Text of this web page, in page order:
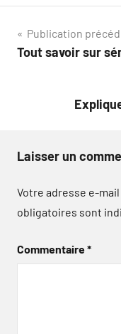
Navigation
de
Publication
Tout savoir sur
Laisser un
Votre adresse e-
obligatoires sont
Commentaire*